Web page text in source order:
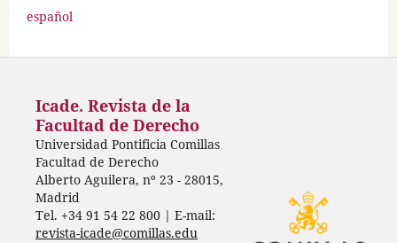
español
Icade. Revista de la
Facultad de Derecho
Universidad Pontificia Comillas
Facultad de Derecho
Alberto Aguilera, nº 23 - 28015,
Madrid
Tel. +34 91 54 22 800 | E-mail:
revista-icade@comillas.edu